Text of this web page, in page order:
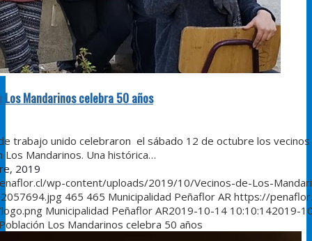
Los Mandarinos celebra 50 años
trabajo unido celebraron el sábado 12 de octubre los
Los Mandarinos. Una histórica…
2019
wp-content/uploads/2019/10/Vecinos-de-Los-
465 465 Municipalidad Peñaflor AR https://
Municipalidad Peñaflor AR2019-10-14 10:10:142019-
Los Mandarinos celebra 50 años